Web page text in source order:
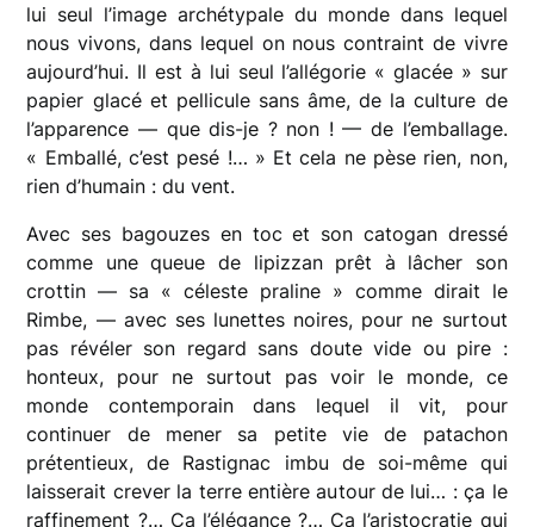
lui seul l’image archétypale du monde dans lequel
nous vivons, dans lequel on nous contraint de vivre
aujourd’hui. Il est à lui seul l’allégorie « glacée » sur
papier glacé et pellicule sans âme, de la culture de
l’apparence — que dis-je ? non ! — de l’emballage.
« Emballé, c’est pesé !… » Et cela ne pèse rien, non,
rien d’humain : du vent.
Avec ses bagouzes en toc et son catogan dressé
comme une queue de lipizzan prêt à lâcher son
crottin — sa « céleste praline » comme dirait le
Rimbe, — avec ses lunettes noires, pour ne surtout
pas révéler son regard sans doute vide ou pire :
honteux, pour ne surtout pas voir le monde, ce
monde contemporain dans lequel il vit, pour
continuer de mener sa petite vie de patachon
prétentieux, de Rastignac imbu de soi-même qui
laisserait crever la terre entière autour de lui… : ça le
raffinement ?… Ça l’élégance ?… Ça l’aristocratie qui